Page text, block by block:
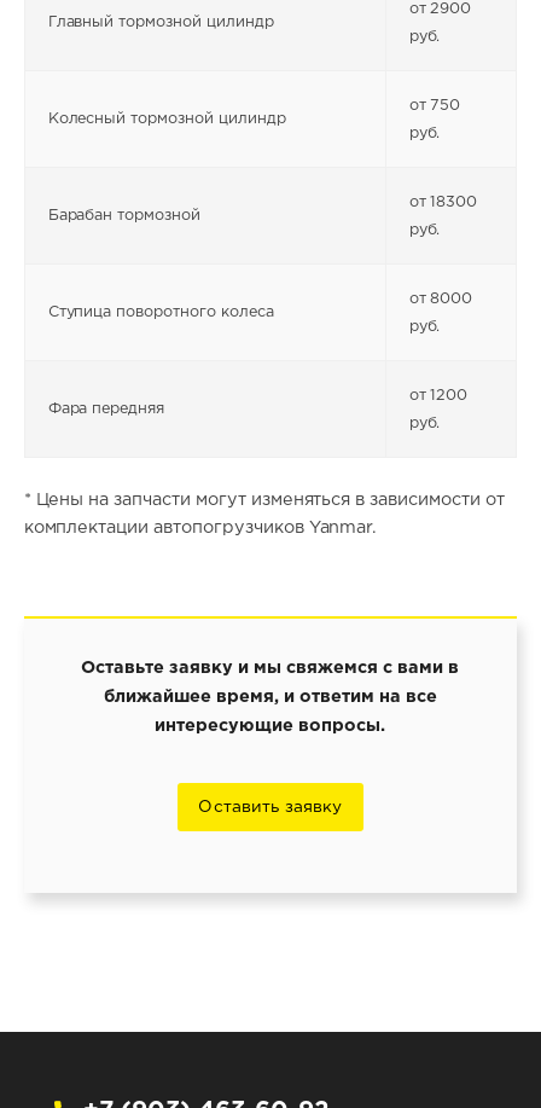
Главный тормозной цилиндр
от 2900
руб.
Колесный тормозной цилиндр
от 750
руб.
Барабан тормозной
от 18300
руб.
Ступица поворотного колеса
от 8000
руб.
Фара передняя
от 1200
руб.
* Цены на запчасти могут изменяться в зависимости от
комплектации автопогрузчиков Yanmar.
Оставьте заявку и мы свяжемся с вами в
ближайшее время, и ответим на все
интересующие вопросы.
Оставить заявку